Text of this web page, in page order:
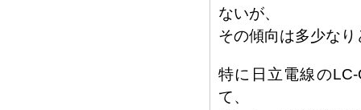
ないが、
その傾向は多少な
特に日立電線の
て、